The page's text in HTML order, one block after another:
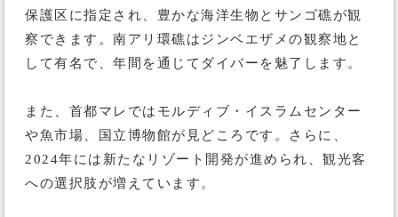
保護区に指定され、豊かな海洋生物とサンゴ礁が観
察できます。南アリ環礁はジンベエザメの観察地と
して有名で、年間を通じてダイバーを魅了します。
また、首都マレではモルディブ・イスラムセンター
や魚市場、国立博物館が見どころです。さらに、
2024年には新たなリゾート開発が進められ、観光客
への選択肢が増えています。